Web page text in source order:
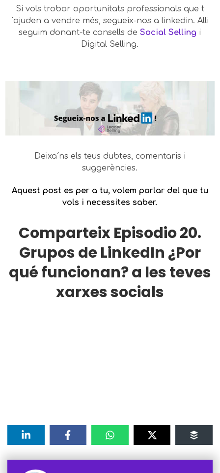
Si vols trobar oportunitats professionals que t
´ajuden a vendre més, segueix-nos a linkedin. Alli
seguim donant-te consells deSocial Selling i
Digital Selling.
Deixa´ns els teus dubtes, comentaris i
suggerències.
Aquest post es per a tu, volem parlar del que tu
vols i necessites saber.
Comparteix Episodio 20.
Grupos de LinkedIn ¿Por
qué funcionan? a les teves
xarxes socials